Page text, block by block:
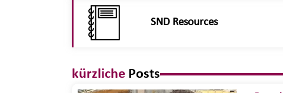
SND Resources
kürzliche Posts